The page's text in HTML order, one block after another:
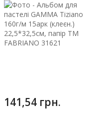
141,54 грн.